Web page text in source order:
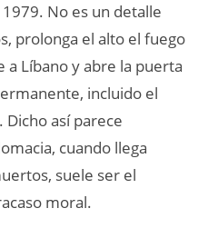
No es un detalle
prolonga el alto el fuego
a Líbano y abre la puerta
incluido el
así parece
cuando llega
suele ser el
moral.